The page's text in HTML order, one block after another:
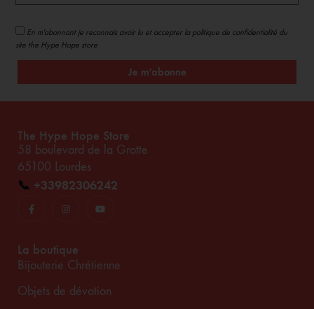
En m'abonnant je reconnais avoir lu et accepter la politique de confidentialité du
site the Hype Hope store
Je m'abonne
The Hype Hope Store
58 boulevard de la Grotte
65100 Lourdes
📞 +33982306242
La boutique
Bijouterie Chrétienne
Objets de dévotion